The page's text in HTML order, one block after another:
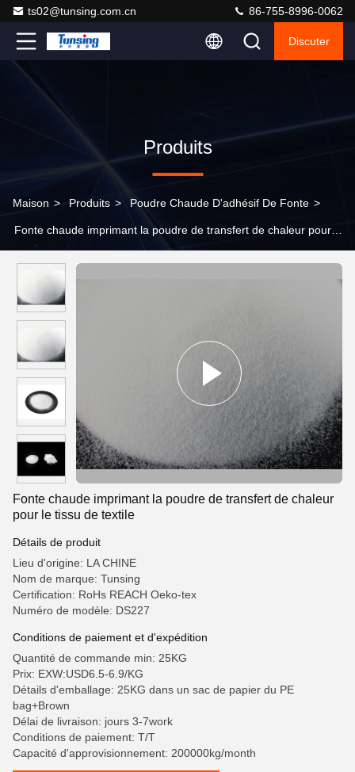
ts02@tunsing.com.cn 86-755-8996-0062
Discuter
Produits
Maison > Produits > Poudre Chaude D'adhésif De Fonte >
Fonte chaude imprimant la poudre de transfert de chaleur pour le
Fonte chaude imprimant la poudre de transfert de chaleur
pour le tissu de textile
Détails de produit
Lieu d'origine: LA CHINE
Nom de marque: Tunsing
Certification: RoHs REACH Oeko-tex
Numéro de modèle: DS227
Conditions de paiement et d'expédition
Quantité de commande min: 25KG
Prix: EXW:USD6.5-6.9/KG
Détails d'emballage: 25KG dans un sac de papier du PE
bag+Brown
Délai de livraison: jours 3-7work
Conditions de paiement: T/T
Capacité d'approvisionnement: 200000kg/month